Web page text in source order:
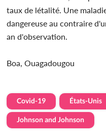
taux de létalité. Une
dangereuse au contraire
an d'observation.
Boa, Ouagadougou
Covid-19 États-Unis
Johnson and Johnson